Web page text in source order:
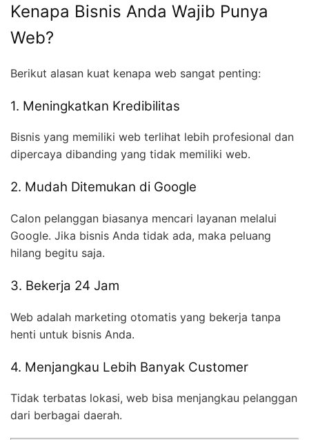
Kenapa Bisnis Anda Wajib Punya
Web?
Berikut alasan kuat kenapa web sangat penting:
1. Meningkatkan Kredibilitas
Bisnis yang memiliki web terlihat lebih profesional dan
dipercaya dibanding yang tidak memiliki web.
2. Mudah Ditemukan di Google
Calon pelanggan biasanya mencari layanan melalui
Google. Jika bisnis Anda tidak ada, maka peluang
hilang begitu saja.
3. Bekerja 24 Jam
Web adalah marketing otomatis yang bekerja tanpa
henti untuk bisnis Anda.
4. Menjangkau Lebih Banyak Customer
Tidak terbatas lokasi, web bisa menjangkau pelanggan
dari berbagai daerah.